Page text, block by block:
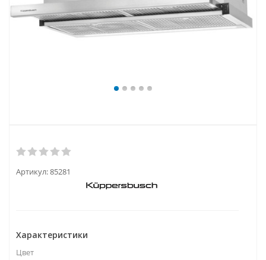
Артикул:85281
Характеристики
Цвет